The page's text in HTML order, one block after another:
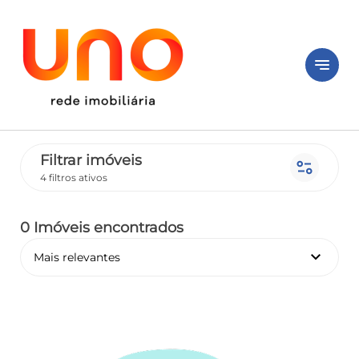
notes
Filtrar imóveis
4 filtros ativos page_info
0 Imóveis encontrados
Mais relevantes keyboard_arrow_down